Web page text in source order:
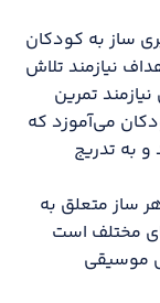
ساز به کودکان
نیازمند تلاش
تمرین
می‌آموزد که
به تدریج
ساز متعلق به
مختلف است
موسیقی